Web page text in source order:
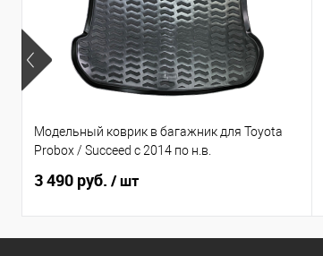
Модельный коврик в багажник для Toyota
Probox / Succeed с 2014 по н.в.
3 490 руб. / шт